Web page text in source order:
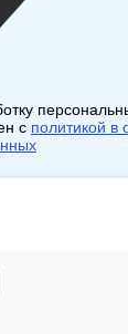
с политикой в